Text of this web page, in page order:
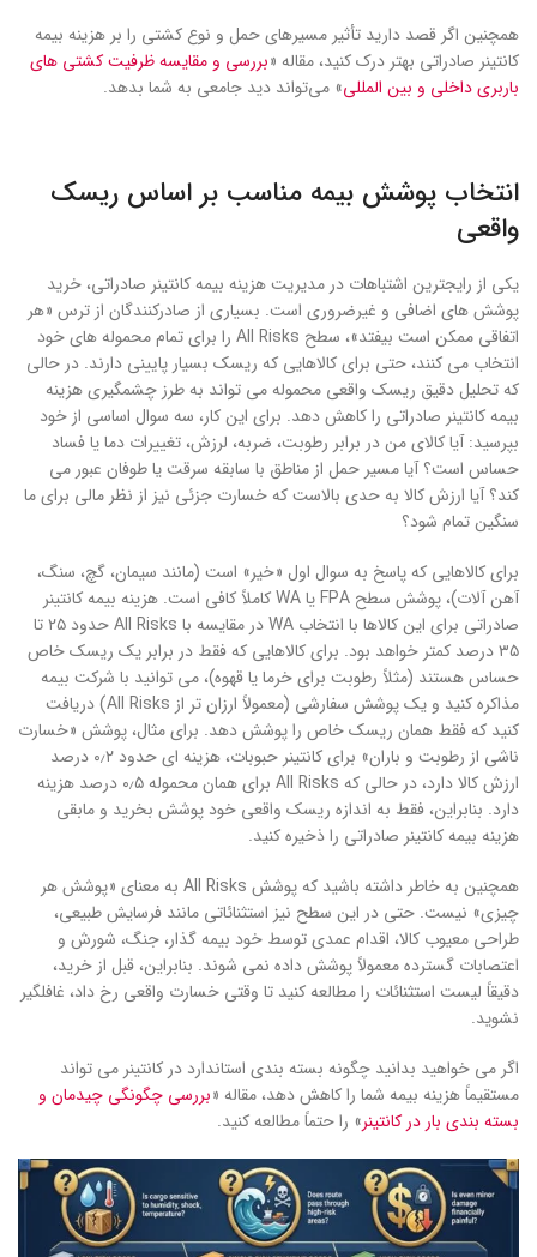
همچنین اگر قصد دارید تأثیر مسیرهای حمل و نوع کشتی را بر هزینه بیمه
کانتینر صادراتی بهتر درک کنید، مقاله «بررسی و مقایسه ظرفیت کشتی های
باربری داخلی و بین المللی» می‌تواند دید جامعی به شما بدهد.
انتخاب پوشش بیمه مناسب بر اساس ریسک
واقعی
یکی از رایجترین اشتباهات در مدیریت هزینه بیمه کانتینر صادراتی، خرید
پوشش های اضافی و غیرضروری است. بسیاری از صادرکنندگان از ترس «هر
اتفاقی ممکن است بیفتد»، سطح All Risks را برای تمام محموله های خود
انتخاب می کنند، حتی برای کالاهایی که ریسک بسیار پایینی دارند. در حالی
که تحلیل دقیق ریسک واقعی محموله می تواند به طرز چشمگیری هزینه
بیمه کانتینر صادراتی را کاهش دهد. برای این کار، سه سوال اساسی از خود
بپرسید: آیا کالای من در برابر رطوبت، ضربه، لرزش، تغییرات دما یا فساد
حساس است؟ آیا مسیر حمل از مناطق با سابقه سرقت یا طوفان عبور می
کند؟ آیا ارزش کالا به حدی بالاست که خسارت جزئی نیز از نظر مالی برای ما
سنگین تمام شود؟
برای کالاهایی که پاسخ به سوال اول «خیر» است (مانند سیمان، گچ، سنگ،
آهن آلات)، پوشش سطح FPA یا WA کاملاً کافی است. هزینه بیمه کانتینر
صادراتی برای این کالاها با انتخاب WA در مقایسه با All Risks حدود ۲۵ تا
۳۵ درصد کمتر خواهد بود. برای کالاهایی که فقط در برابر یک ریسک خاص
حساس هستند (مثلاً رطوبت برای خرما یا قهوه)، می توانید با شرکت بیمه
مذاکره کنید و یک پوشش سفارشی (معمولاً ارزان تر از All Risks) دریافت
کنید که فقط همان ریسک خاص را پوشش دهد. برای مثال، پوشش «خسارت
ناشی از رطوبت و باران» برای کانتینر حبوبات، هزینه ای حدود ۰٫۲ درصد
ارزش کالا دارد، در حالی که All Risks برای همان محموله ۰٫۵ درصد هزینه
دارد. بنابراین، فقط به اندازه ریسک واقعی خود پوشش بخرید و مابقی
هزینه بیمه کانتینر صادراتی را ذخیره کنید.
همچنین به خاطر داشته باشید که پوشش All Risks به معنای «پوشش هر
چیزی» نیست. حتی در این سطح نیز استثنائاتی مانند فرسایش طبیعی،
طراحی معیوب کالا، اقدام عمدی توسط خود بیمه گذار، جنگ، شورش و
اعتصابات گسترده معمولاً پوشش داده نمی شوند. بنابراین، قبل از خرید،
دقیقاً لیست استثنائات را مطالعه کنید تا وقتی خسارت واقعی رخ داد، غافلگیر
نشوید.
اگر می‌ خواهید بدانید چگونه بسته‌ بندی استاندارد در کانتینر می‌ تواند
مستقیماً هزینه بیمه شما را کاهش دهد، مقاله «بررسی چگونگی چیدمان و
بسته بندی بار در کانتینر» را حتماً مطالعه کنید.